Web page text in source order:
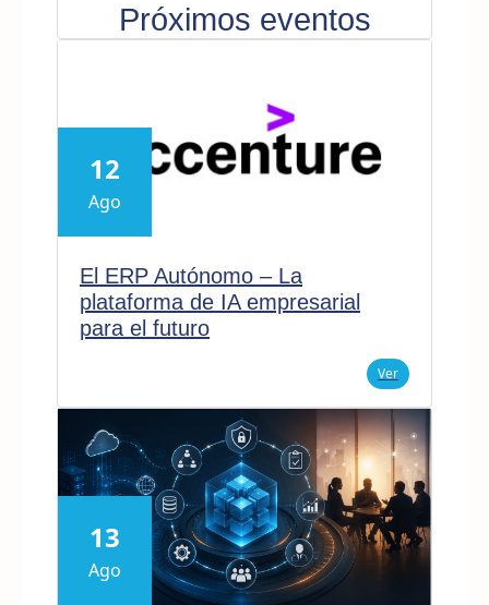
Próximos eventos
12
Ago
El ERP Autónomo – La
plataforma de IA empresarial
para el futuro
Ver
13
Ago